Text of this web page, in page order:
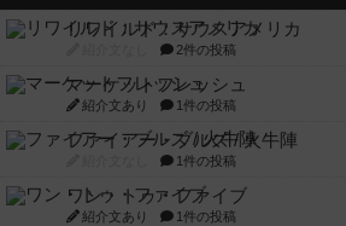
リワイルド：サウスアメリカ
2件の投稿
マーケットフレッシュ
紹介文あり 1件の投稿
ファイアー・ブルズ / 火牛陣
1件の投稿
ワン・トゥ・ファイブ
紹介文あり 1件の投稿